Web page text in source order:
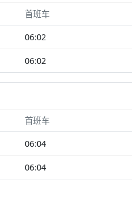
首班车
06:02
06:02
首班车
06:04
06:04